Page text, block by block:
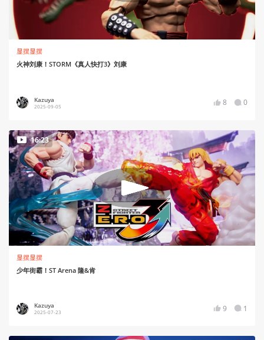
显摆显摆
火神刘康！STORM《真人快打3》刘康
Kazuya
2025-09-05 8 0
16:23
显摆显摆
少年街霸！ST Arena 隆&肯
Kazuya
2025-07-23 9 1